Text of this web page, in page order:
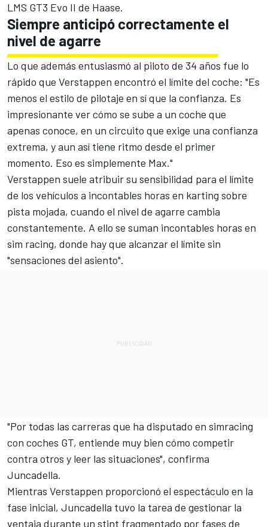
LMS GT3 Evo II de Haase.
Siempre anticipó correctamente el
nivel de agarre
Lo que además entusiasmó al piloto de 34 años fue lo
rápido que Verstappen encontró el límite del coche: "Es
menos el estilo de pilotaje en sí que la confianza. Es
impresionante ver cómo se sube a un coche que
apenas conoce, en un circuito que exige una confianza
extrema, y aun así tiene ritmo desde el primer
momento. Eso es simplemente Max."
Verstappen suele atribuir su sensibilidad para el límite
de los vehículos a incontables horas en karting sobre
pista mojada, cuando el nivel de agarre cambia
constantemente. A ello se suman incontables horas en
sim racing, donde hay que alcanzar el límite sin
"sensaciones del asiento".
"Por todas las carreras que ha disputado en simracing
con coches GT, entiende muy bien cómo competir
contra otros y leer las situaciones", confirma
Juncadella.
Mientras Verstappen proporcionó el espectáculo en la
fase inicial, Juncadella tuvo la tarea de gestionar la
ventaja durante un stint fragmentado por fases de